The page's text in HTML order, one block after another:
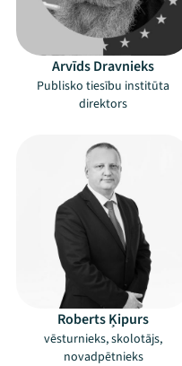
Arvīds Dravnieks
Publisko tiesību institūta
direktors
Roberts Ķipurs
vēsturnieks, skolotājs,
novadpētnieks